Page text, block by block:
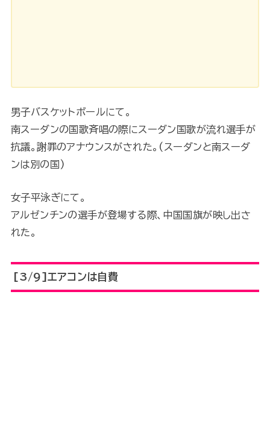
男子バスケットボールにて。
南スーダンの国歌斉唱の際にスーダン国歌が流れ選手が
抗議。謝罪のアナウンスがされた。(スーダンと南スーダ
ンは別の国)
女子平泳ぎにて。
アルゼンチンの選手が登場する際、中国国旗が映し出さ
れた。
[3/9]エアコンは自費